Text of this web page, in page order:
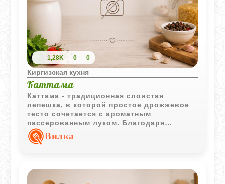
1,28K 0 0
Киргизская кухня
Каттама
Каттама - традиционная слоистая
лепешка, в которой простое дрожжевое
тесто сочетается с ароматным
пассерованным луком. Благодаря
многократному складыванию изделие
приобретает характерную структуру и
Вилка